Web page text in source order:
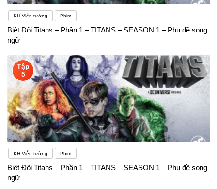
KH Viễn tưởng Phim
Biệt Đội Titans – Phần 1 – TITANS – SEASON 1 – Phụ đề song
ngữ
Tập
5
KH Viễn tưởng Phim
Biệt Đội Titans – Phần 1 – TITANS – SEASON 1 – Phụ đề song
ngữ